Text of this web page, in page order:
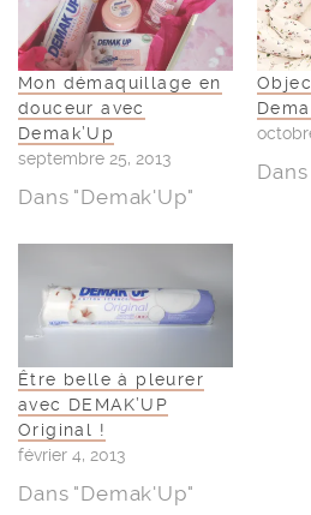
Mon démaquillage en
douceur avec
Demak’Up
septembre 25, 2013
Dans "Demak'Up"
Être belle à pleurer
avec DEMAK’UP
Original !
février 4, 2013
Dans "Demak'Up"